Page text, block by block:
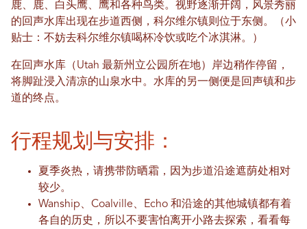
鹿、鹿、白头鹰、鹰和各种鸟类。视野逐渐开阔，风景秀丽
的回声水库出现在步道西侧，科尔维尔镇则位于东侧。（小
贴士：不妨去科尔维尔镇喝杯冷饮或吃个冰淇淋。）
在回声水库（Utah 最新州立公园所在地）岸边稍作停留，
将脚趾浸入清凉的山泉水中。水库的另一侧便是回声镇和步
道的终点。
行程规划与安排：
夏季炎热，请携带防晒霜，因为步道沿途遮荫处相对
较少。
Wanship、Coalville、Echo 和沿途的其他城镇都有着
各自的历史，所以不要害怕离开小路去探索，看看每